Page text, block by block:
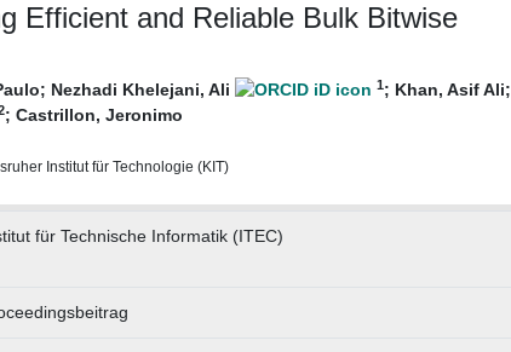
Efficient and Reliable Bulk Bitwise
; Nezhadi Khelejani, Ali 1; Khan, Asif Ali;
; Castrillon, Jeronimo
Institut für Technologie (KIT)
für Technische Informatik (ITEC)